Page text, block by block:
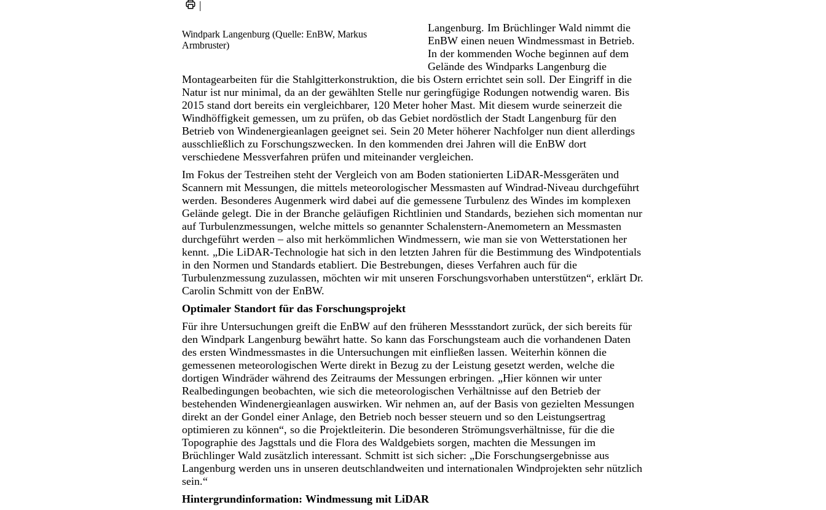
|
Windpark Langenburg (Quelle: EnBW, Markus
Armbruster)
Langenburg. Im Brüchlinger Wald nimmt die
EnBW einen neuen Windmessmast in Betrieb.
In der kommenden Woche beginnen auf dem
Gelände des Windparks Langenburg die
Montagearbeiten für die Stahlgitterkonstruktion, die bis Ostern errichtet sein soll. Der Eingriff in die
Natur ist nur minimal, da an der gewählten Stelle nur geringfügige Rodungen notwendig waren. Bis
2015 stand dort bereits ein vergleichbarer, 120 Meter hoher Mast. Mit diesem wurde seinerzeit die
Windhöffigkeit gemessen, um zu prüfen, ob das Gebiet nordöstlich der Stadt Langenburg für den
Betrieb von Windenergieanlagen geeignet sei. Sein 20 Meter höherer Nachfolger nun dient allerdings
ausschließlich zu Forschungszwecken. In den kommenden drei Jahren will die EnBW dort
verschiedene Messverfahren prüfen und miteinander vergleichen.
Im Fokus der Testreihen steht der Vergleich von am Boden stationierten LiDAR-Messgeräten und
Scannern mit Messungen, die mittels meteorologischer Messmasten auf Windrad-Niveau durchgeführt
werden. Besonderes Augenmerk wird dabei auf die gemessene Turbulenz des Windes im komplexen
Gelände gelegt. Die in der Branche geläufigen Richtlinien und Standards, beziehen sich momentan nur
auf Turbulenzmessungen, welche mittels so genannter Schalenstern-Anemometern an Messmasten
durchgeführt werden – also mit herkömmlichen Windmessern, wie man sie von Wetterstationen her
kennt. „Die LiDAR-Technologie hat sich in den letzten Jahren für die Bestimmung des Windpotentials
in den Normen und Standards etabliert. Die Bestrebungen, dieses Verfahren auch für die
Turbulenzmessung zuzulassen, möchten wir mit unseren Forschungsvorhaben unterstützen“, erklärt Dr.
Carolin Schmitt von der EnBW.
Optimaler Standort für das Forschungsprojekt
Für ihre Untersuchungen greift die EnBW auf den früheren Messstandort zurück, der sich bereits für
den Windpark Langenburg bewährt hatte. So kann das Forschungsteam auch die vorhandenen Daten
des ersten Windmessmastes in die Untersuchungen mit einfließen lassen. Weiterhin können die
gemessenen meteorologischen Werte direkt in Bezug zu der Leistung gesetzt werden, welche die
dortigen Windräder während des Zeitraums der Messungen erbringen. „Hier können wir unter
Realbedingungen beobachten, wie sich die meteorologischen Verhältnisse auf den Betrieb der
bestehenden Windenergieanlagen auswirken. Wir nehmen an, auf der Basis von gezielten Messungen
direkt an der Gondel einer Anlage, den Betrieb noch besser steuern und so den Leistungsertrag
optimieren zu können“, so die Projektleiterin. Die besonderen Strömungsverhältnisse, für die die
Topographie des Jagsttals und die Flora des Waldgebiets sorgen, machten die Messungen im
Brüchlinger Wald zusätzlich interessant. Schmitt ist sich sicher: „Die Forschungsergebnisse aus
Langenburg werden uns in unseren deutschlandweiten und internationalen Windprojekten sehr nützlich
sein.“
Hintergrundinformation: Windmessung mit LiDAR